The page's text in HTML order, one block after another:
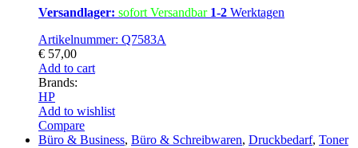
Versandlager: sofort Versandbar 1-2 Werktagen
Artikelnummer: Q7583A
€ 57,00
Add to cart
Brands:
HP
Add to wishlist
Compare
Büro & Business, Büro & Schreibwaren, Druckbedarf, Toner